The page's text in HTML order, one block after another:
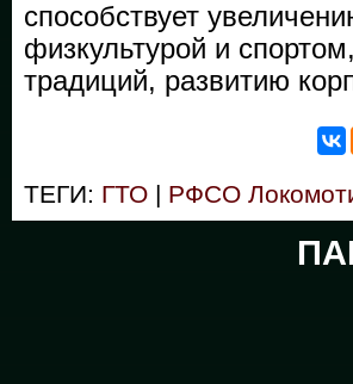
способствует
физкультурой и
традиций, развитию
ТЕГИ: ГТО | РФСО